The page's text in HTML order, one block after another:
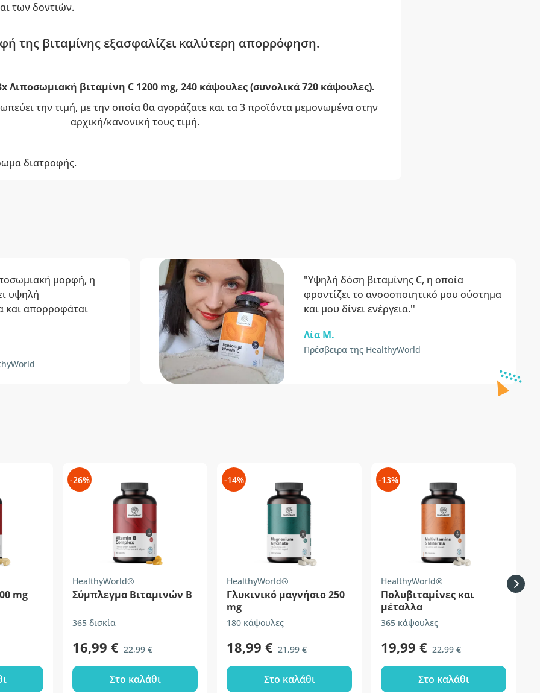
των δοντιών.
της βιταμίνης εξασφαλίζει καλύτερη απορρόφηση.
Λιποσωμιακή βιταμίνη C 1200 mg, 240 κάψουλες (συνολικά 720 κάψουλες).
την τιμή, με την οποία θα αγοράζατε και τα 3 προϊόντα μεμονωμένα στην
αρχική/κανονική τους τιμή.
διατροφής.
μορφή, η
υψηλή
και απορροφάται
"Υψηλή δόση βιταμίνης C, η οποία
φροντίζει το ανοσοποιητικό μου σύστημα
και μου δίνει ενέργεια.''
Λία Μ.
Πρέσβειρα της HealthyWorld
mg
-26%
HealthyWorld®
Σύμπλεγμα Βιταμινών Β
365 δισκία
16,99 € 22,99 €
Στο καλάθι
-14%
HealthyWorld®
Γλυκινικό μαγνήσιο 250
mg
180 κάψουλες
18,99 € 21,99 €
Στο καλάθι
-13%
HealthyWorld®
Πολυβιταμίνες και
μέταλλα
365 κάψουλες
19,99 € 22,99 €
Στο καλάθι